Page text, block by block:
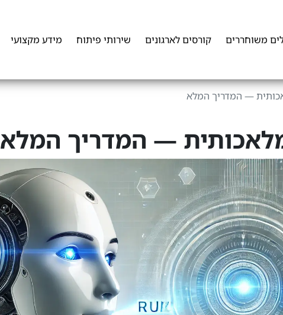
מידע מקצועי שירותי פיתוח קורסים לארגונים משוחררים
— המדריך המלא
— המדריך המלא